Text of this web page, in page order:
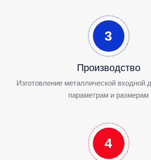
3
Производство
Изготовление металлической входной
параметрам и размерам
4